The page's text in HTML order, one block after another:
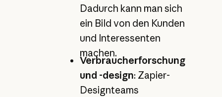
Dadurch kann man sich
ein Bild von den Kunden
und Interessenten
machen.
Verbraucherforschung
und -design: Zapier-
Designteams